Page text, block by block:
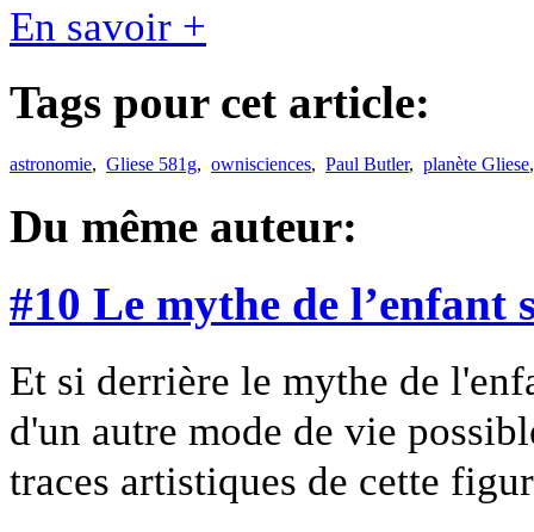
En savoir +
Tags pour cet article:
astronomie, Gliese 581g, ownisciences, Paul Butler, planète Gliese
Du même auteur:
#10 Le mythe de l’enfant
Et si derrière le mythe de
d'un autre mode de vie
traces artistiques de cette